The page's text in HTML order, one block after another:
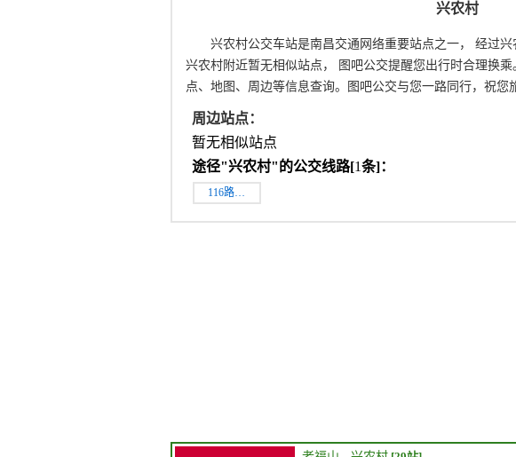
兴农村
兴农村公交车站是南昌交通网络重要站点之一， 经过兴
兴农村附近暂无相似站点， 图吧公交提醒您出行时合理换
点、地图、周边等信息查询。图吧公交与您一路同行，祝您
周边站点：
暂无相似站点
途径"兴农村"的公交线路[1条]：
116路…